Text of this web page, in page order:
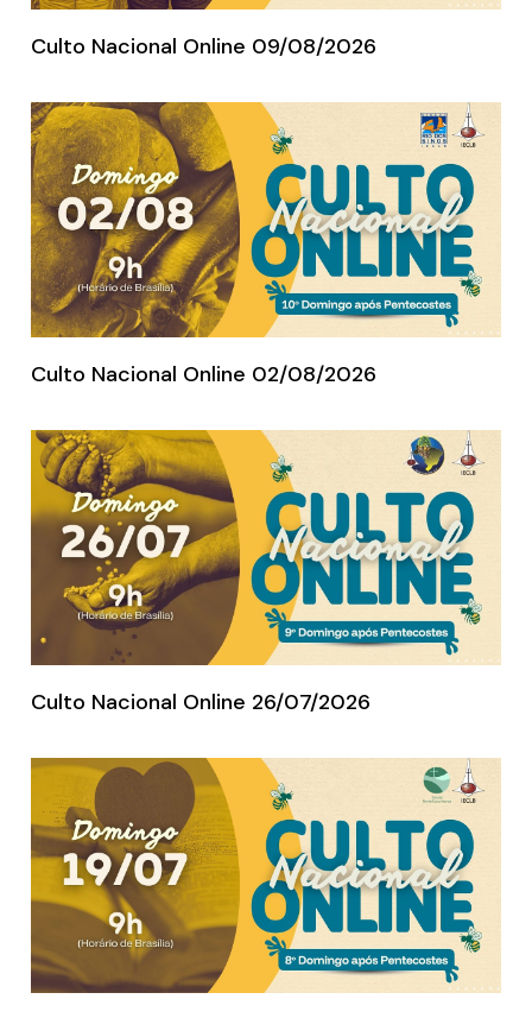
Culto Nacional Online 09/08/2026
Culto Nacional Online 02/08/2026
Culto Nacional Online 26/07/2026